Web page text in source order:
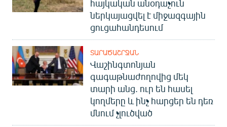
հայկական անօդաչուն
ներկայացվել է միջազգային
ցուցահանդեսում
ՏԱՐԱԾԱՇՐՋԱՆ
Վաշինգտոնյան
գագաթնաժողովից մեկ
տարի անց. ուր են հասել
կողմերը և ինչ հարցեր են դեռ
մնում չլուծված